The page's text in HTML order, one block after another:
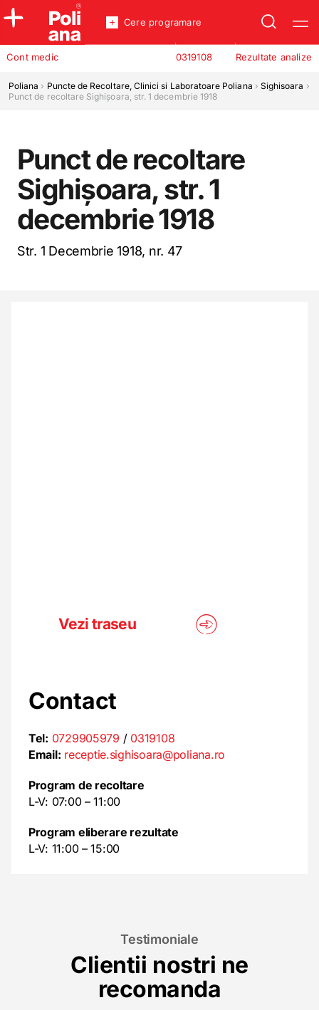
Policlinica
Incredere
Cont medic Rezultate analize
0319108
Cere programare
Poliana › Puncte de Recoltare, Clinici si Laboratoare Poliana › Sighisoara ›
Punct de recoltare Sighișoara, str. 1 decembrie 1918
Punct de recoltare
Sighișoara, str. 1
decembrie 1918
Str. 1 Decembrie 1918, nr. 47
Vezi traseu
Contact
Tel: 0729905979 / 0319108
Email: receptie.sighisoara@poliana.ro
Program de recoltare
L-V: 07:00 – 11:00
Program eliberare rezultate
L-V: 11:00 – 15:00
Testimoniale
Clientii nostri ne
recomanda